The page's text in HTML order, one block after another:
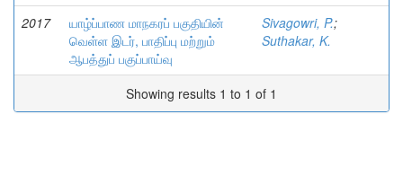
2017
யாழ்ப்பாண மாநகரப் பகுதியின்
வெள்ள இடர், பாதிப்பு மற்றும்
ஆபத்துப் பகுப்பாய்வு
Sivagowri, P.;
Suthakar, K.
Showing results 1 to 1 of 1